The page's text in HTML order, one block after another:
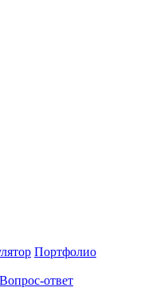
Портфолио
Вопрос-ответ